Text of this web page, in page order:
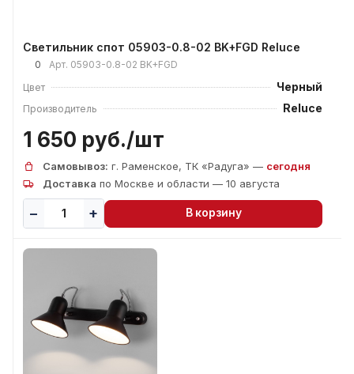
Светильник спот 05903-0.8-02 BK+FGD Reluce
0 Арт. 05903-0.8-02 BK+FGD
Цвет
Черный
Производитель Reluce
1 650 руб./шт
Самовывоз: г. Раменское, ТК «Радуга» — сегодня
Доставка по Москве и области — 10 августа
В корзину